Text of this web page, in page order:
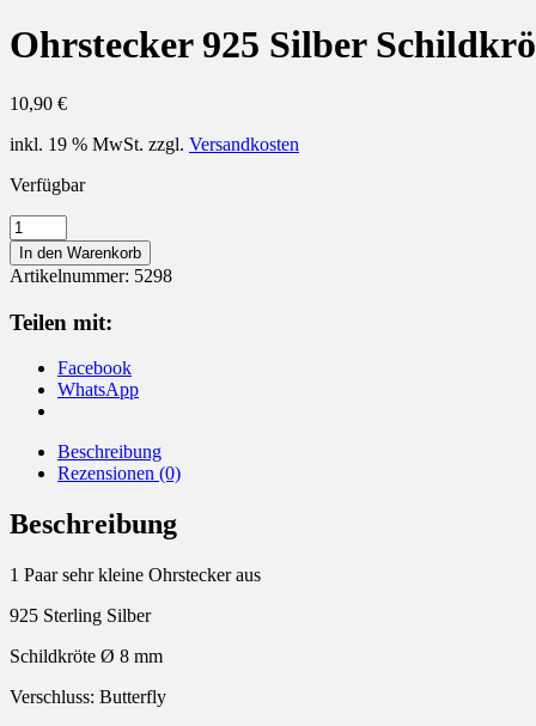
Ohrstecker 925 Silber
10,90 €
inkl. 19 % MwSt. zzgl. Versandkosten
Verfügbar
Ohrstecker
925
Silber
Schildkröte
Menge
In den Warenkorb
Artikelnummer: 5298
Teilen mit:
Facebook
WhatsApp
Beschreibung
Rezensionen (0)
Beschreibung
1 Paar sehr kleine Ohrstecker aus
925 Sterling Silber
Schildkröte Ø 8 mm
Verschluss: Butterfly